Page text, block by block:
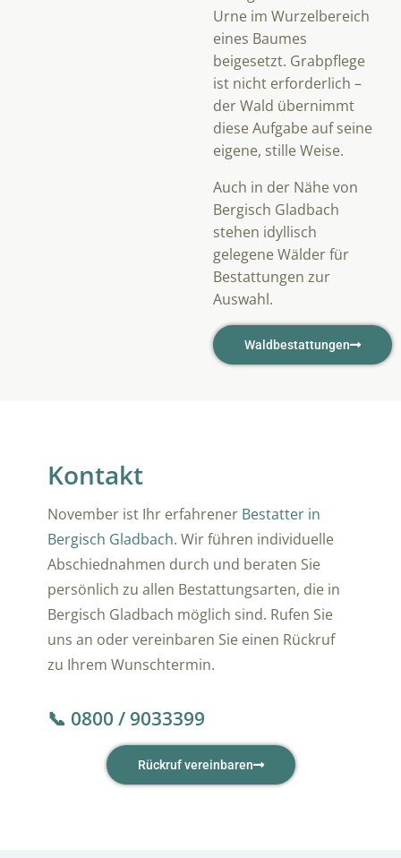
Urne im Wurzelbereich
eines Baumes
beigesetzt. Grabpflege
ist nicht erforderlich –
der Wald übernimmt
diese Aufgabe auf seine
eigene, stille Weise.
Auch in der Nähe von
Bergisch Gladbach
stehen idyllisch
gelegene Wälder für
Bestattungen zur
Auswahl.
Waldbestattungen
Kontakt
November ist Ihr erfahrener Bestatter in
Bergisch Gladbach. Wir führen individuelle
Abschiednahmen durch und beraten Sie
persönlich zu allen Bestattungsarten, die in
Bergisch Gladbach möglich sind. Rufen Sie
uns an oder vereinbaren Sie einen Rückruf
zu Ihrem Wunschtermin.
📞 0800 / 9033399
Rückruf vereinbaren